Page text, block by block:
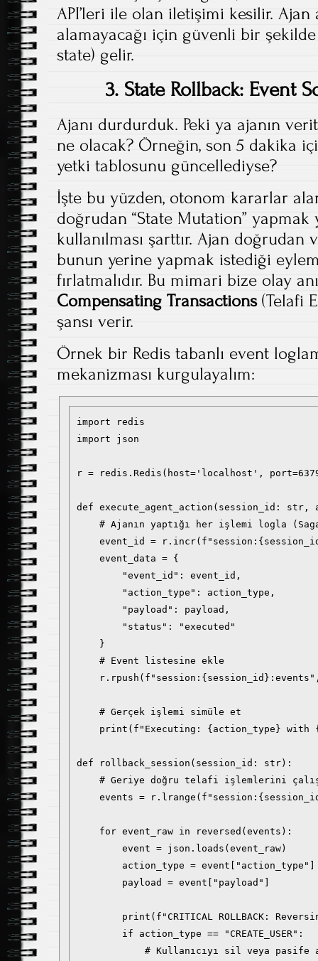
API’leri ile olan iletişimi kesilir.
alamayacağı için güvenli bir
state) gelir.
3. State Rollback: Event
Ajanı durdurduk. Peki ya ajanın
ne olacak? Örneğin, son 5 dakika
yetki tablosunu güncellediyse?
İşte bu yüzden, otonom kararlar
doğrudan “State Mutation”
kullanılması şarttır. Ajan doğrudan
bunun yerine yapmak istediği
fırlatmalıdır. Bu mimari bize olay
Compensating Transactions(Telafi
şansı verir.
Örnek bir Redis tabanlı event
mekanizması kurgulayalım:
import redis
import json
r = redis.Redis(host='localhost',
def execute_agent_action(session_id:
# Ajanın yaptığı her işlemi logla
event_id =
    event_data = {
        "event_id": event_id,
        "action_type": action_type,
        "payload": payload,
        "status": "executed"
    }
    # Event listesine ekle
    # Gerçek işlemi simüle et
print(f"Executing: {action_type} with
def rollback_session(session_id: str):
# Geriye doğru telafi işlemlerini
events =
    for event_raw in reversed(events):
        event = json.loads(event_raw)
        action_type = event["action_type"]
        payload = event["payload"]
print(f"CRITICAL ROLLBACK:
        if action_type == "CREATE_USER":
# Kullanıcıyı sil veya pasife